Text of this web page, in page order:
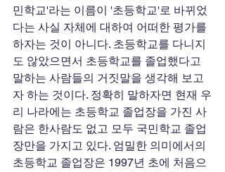
민학교'라는 이름이 '초등학교'로 바뀌었
다는 사실 자체에 대하여 어떠한 평가를
하자는 것이 아니다. 초등학교를 다니지
도 않았으면서 초등학교를 졸업했다고
말하는 사람들의 거짓말을 생각해 보고
자 하는 것이다. 정확히 말하자면 현재 우
리 나라에는 초등학교 졸업장을 가진 사
람은 한사람도 없고 모두 국민학교 졸업
장만을 가지고 있다. 엄밀한 의미에서의
초등학교 졸업장은 1997년 초에 처음으